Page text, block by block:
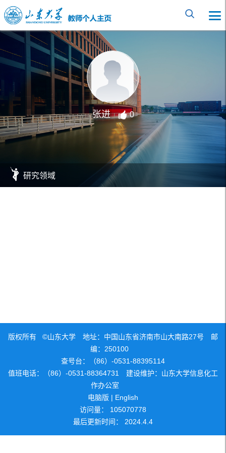
张进 0
研究领域
版权所有 ©山东大学 地址：中国山东省济南市山大南路27号 邮
编：250100
查号台：（86）-0531-88395114
值班电话：（86）-0531-88364731 建设维护：山东大学信息化工
作办公室
电脑版 | English
访问量： 105070778
最后更新时间： 2024 4 4